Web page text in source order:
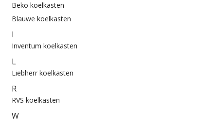
Beko koelkasten
Blauwe koelkasten
I
Inventum koelkasten
L
Liebherr koelkasten
R
RVS koelkasten
W